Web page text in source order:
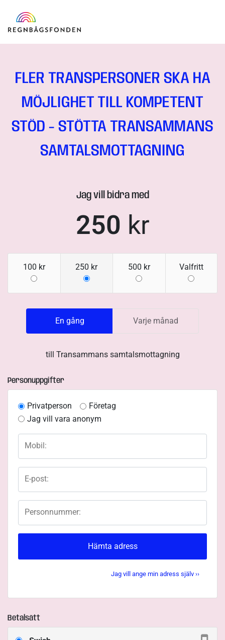
FLER TRANSPERSONER SKA HA
MÖJLIGHET TILL KOMPETENT
STÖD - STÖTTA TRANSAMMANS
SAMTALSMOTTAGNING
Jag vill bidra med
250 kr
100 kr 250 kr 500 kr Valfritt
En gång Varje månad
till Transammans samtalsmottagning
Personuppgifter
Privatperson
Företag
Jag vill vara anonym
Mobil:
E-post:
Personnummer:
Hämta adress
Jag vill ange min adress själv ››
Betalsätt